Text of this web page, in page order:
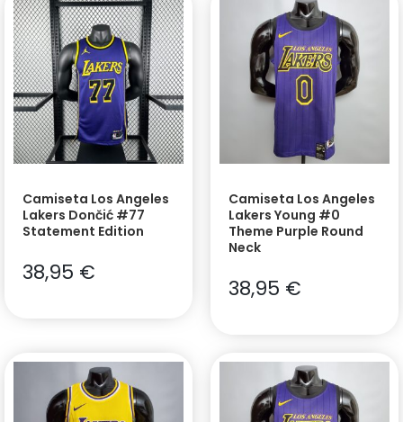
Camiseta Los Angeles
Lakers Dončić #77
Statement Edition
38,95 €
Camiseta Los Angeles
Lakers Young #0
Theme Purple Round
Neck
38,95 €